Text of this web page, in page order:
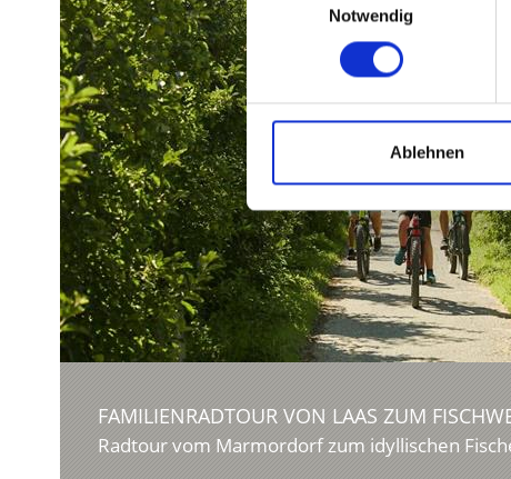
Notwendig
Ablehnen
FAMILIENRADTOUR VON LAAS ZUM
Radtour vom Marmordorf zum idyllischen